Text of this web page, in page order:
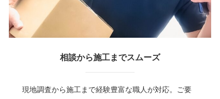
相談から施工までスムーズ
現地調査から施工まで経験豊富な職人が対応。ご要